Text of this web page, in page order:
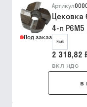
Под заказ
Артикул
Цековка
4-п Р6М5
2 318,82
вкл ндс
в